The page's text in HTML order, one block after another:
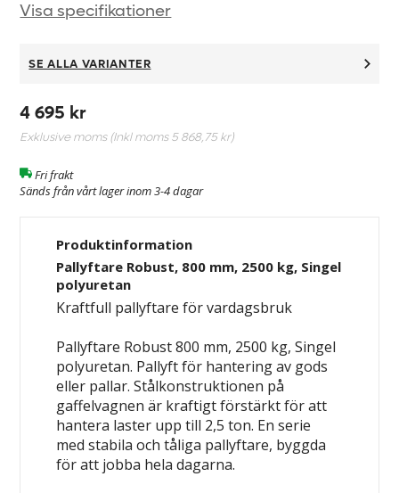
Visa specifikationer
SE ALLA VARIANTER
4 695 kr
Exklusive moms (Inkl moms5 868,75 kr)
Fri frakt
Sänds från vårt lager inom 3-4 dagar
Produktinformation
Pallyftare Robust, 800 mm, 2500 kg, Singel
polyuretan
Kraftfull pallyftare för vardagsbruk
Pallyftare Robust 800 mm, 2500 kg, Singel
polyuretan. Pallyft för hantering av gods
eller pallar. Stålkonstruktionen på
gaffelvagnen är kraftigt förstärkt för att
hantera laster upp till 2,5 ton. En serie
med stabila och tåliga pallyftare, byggda
för att jobba hela dagarna.